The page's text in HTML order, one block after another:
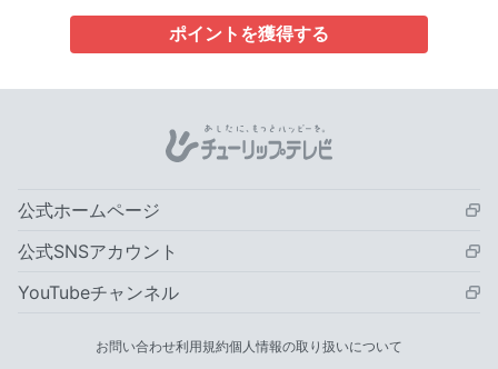
ポイントを獲得する
公式ホームページ
公式SNSアカウント
YouTubeチャンネル
お問い合わせ利用規約個人情報の取り扱いについて